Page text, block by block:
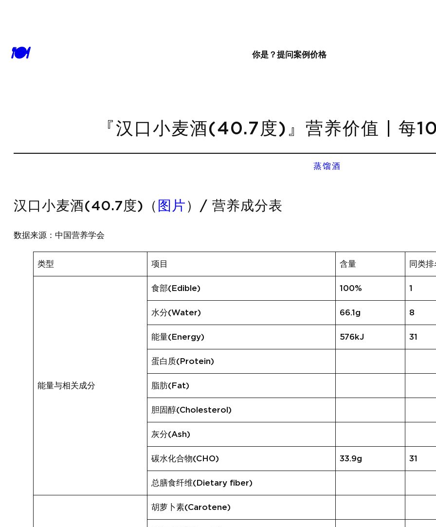
🍽 你是？ 提问案例价格
『汉口小麦酒(40.7度)』营养价值 | 每
蒸馏酒
汉口小麦酒(40.7度)（ 图片 ）/ 营养成分表
数据来源：中国营养学会
类型 项目 含量 同类排
能量与相关成分
食部(Edible) 100% 1
水分(Water) 66.1g 8
能量(Energy) 576kJ 31
蛋白质(Protein)
脂肪(Fat)
胆固醇(Cholesterol)
灰分(Ash)
碳水化合物(CHO) 33.9g 31
总膳食纤维(Dietary fiber)
胡萝卜素(Carotene)